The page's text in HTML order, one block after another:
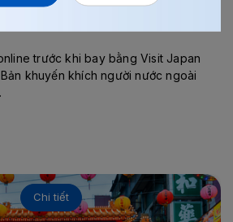
trước khi bay bằng Visit Japan
khuyến khích người nước ngoài
Chi tiết